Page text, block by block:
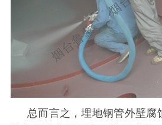
总而言之，埋地钢管外壁腐